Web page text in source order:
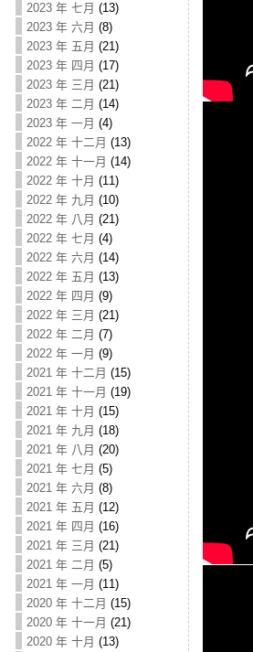
2023 年 七月 (13)
2023 年 六月 (8)
2023 年 五月 (21)
2023 年 四月 (17)
2023 年 三月 (21)
2023 年 二月 (14)
2023 年 一月 (4)
2022 年 十二月 (13)
2022 年 十一月 (14)
2022 年 十月 (11)
2022 年 九月 (10)
2022 年 八月 (21)
2022 年 七月 (4)
2022 年 六月 (14)
2022 年 五月 (13)
2022 年 四月 (9)
2022 年 三月 (21)
2022 年 二月 (7)
2022 年 一月 (9)
2021 年 十二月 (15)
2021 年 十一月 (19)
2021 年 十月 (15)
2021 年 九月 (18)
2021 年 八月 (20)
2021 年 七月 (5)
2021 年 六月 (8)
2021 年 五月 (12)
2021 年 四月 (16)
2021 年 三月 (21)
2021 年 二月 (5)
2021 年 一月 (11)
2020 年 十二月 (15)
2020 年 十一月 (21)
2020 年 十月 (13)